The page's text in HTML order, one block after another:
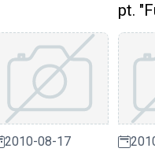
Śląskiej,
Niedurnego
juz po raz
odbyła się
pt.
w
2013.
2010-08-17